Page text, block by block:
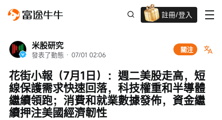
註冊/登入
迎新驚喜賞 股票/BTC等任你揀!
米股研究
發表了動態 · 07/01 02:06
關注
花街小報（7月1日）：週二美股走高，短
線保護需求快速回落，科技權重和半導體
繼續領跑；消費和就業數據發佈，資金繼
續押注美國經濟韌性